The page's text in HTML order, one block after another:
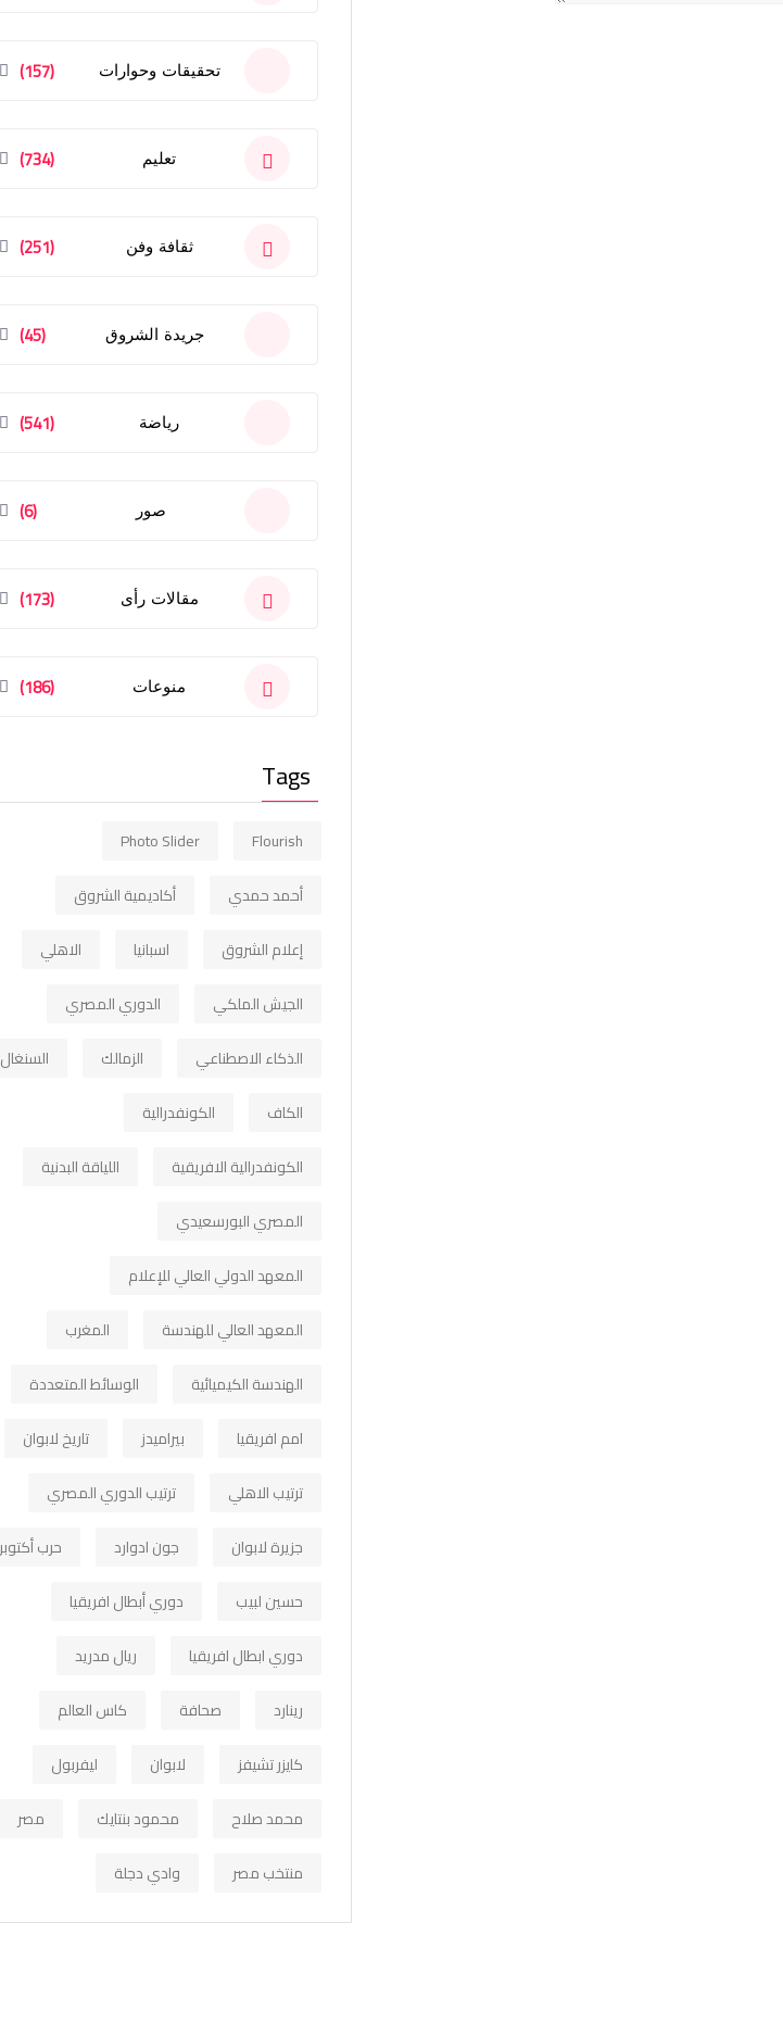
تحقيقات وحوارات (157)
تعليم (734)
ثقافة وفن (251)
جريدة الشروق (45)
رياضة (541)
صور (6)
مقالات رأى (173)
منوعات (186)
Tags
Flourish
Photo Slider
أحمد حمدي
أكاديمية الشروق
إعلام الشروق
اسبانيا
الاهلي
الجيش الملكي
الدوري المصري
الذكاء الاصطناعي
الزمالك
السنغال
الكاف
الكونفدرالية
الكونفدرالية الافريقية
اللياقة البدنية
المصري البورسعيدي
المعهد الدولي العالي للإعلام
المعهد العالي للهندسة
المغرب
الهندسة الكيميائية
الوسائط المتعددة
امم افريقيا
بيراميدز
تاريخ لابوان
ترتيب الاهلي
ترتيب الدوري المصري
جزيرة لابوان
جون ادوارد
حرب أكتوبر
حسين لبيب
دوري أبطال افريقيا
دوري ابطال افريقيا
ريال مدريد
رينارد
صحافة
كاس العالم
كايزر تشيفز
لابوان
ليفربول
محمد صلاح
محمود بنتايك
مصر
منتخب مصر
وادي دجلة